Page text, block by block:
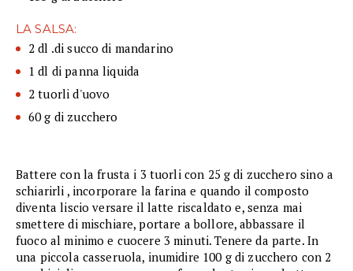
LA SALSA:
2 dl .di succo di mandarino
1 dl di panna liquida
2 tuorli d'uovo
60 g di zucchero
Battere con la frusta i 3 tuorli con 25 g di zucchero sino a
schiarirli , incorporare la farina e quando il composto
diventa liscio versare il latte riscaldato e, senza mai
smettere di mischiare, portare a bollore, abbassare il
fuoco al minimo e cuocere 3 minuti. Tenere da parte. In
una piccola casseruola, inumidire 100 g di zucchero con 2